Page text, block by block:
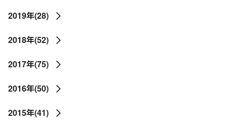
2019年(28)
2018年(52)
2017年(75)
2016年(50)
2015年(41)